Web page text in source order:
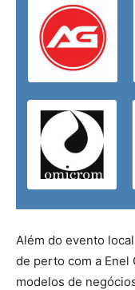
Além do evento
de perto com a Enel
modelos de